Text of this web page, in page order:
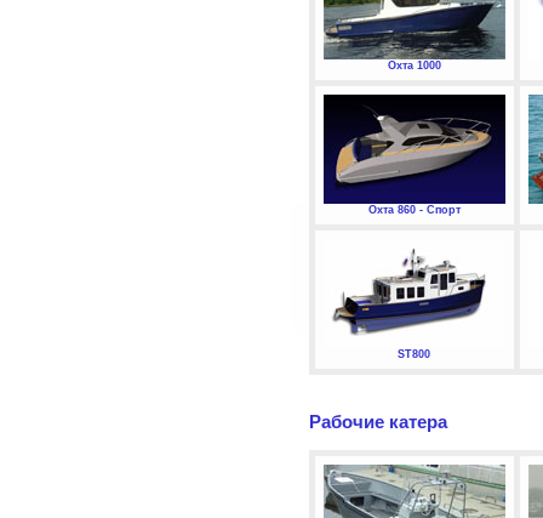
Охта 1000
Охта 860 - Спорт
ST800
Рабочие катера